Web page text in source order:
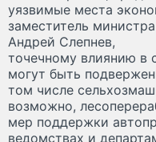
уязвимые места
заместитель
Андрей Слепнев,
точечному влиянию в
могут быть
том числе
возможно,
мер поддержки
ведомствах и